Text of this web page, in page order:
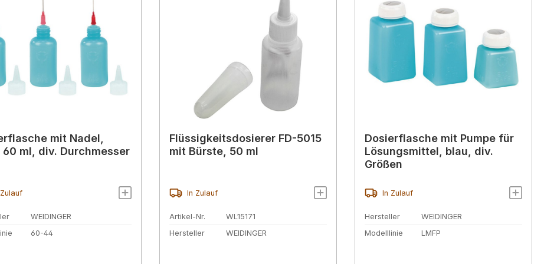
mit Nadel,
60 ml, div. Durchmesser
WEIDINGER
60-44
Flüssigkeitsdosierer FD-5015
mit Bürste, 50 ml
In Zulauf
Artikel-Nr.
WL15171
Hersteller
WEIDINGER
Dosierflasche mit Pumpe für
Lösungsmittel, blau, div.
Größen
In Zulauf
Hersteller
WEIDINGER
Modelllinie
LMFP